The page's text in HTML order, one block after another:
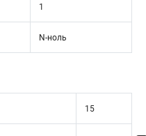
1
N-ноль
15